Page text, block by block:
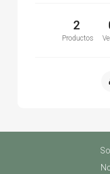
2
Productos